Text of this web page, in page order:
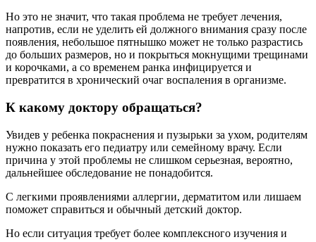
Но это не значит, что такая проблема не требует лечения,
напротив, если не уделить ей должного внимания сразу после
появления, небольшое пятнышко может не только разрастись
до больших размеров, но и покрыться мокнущими трещинами
и корочками, а со временем ранка инфицируется и
превратится в хронический очаг воспаления в организме.
К какому доктору обращаться?
Увидев у ребенка покраснения и пузырьки за ухом, родителям
нужно показать его педиатру или семейному врачу. Если
причина у этой проблемы не слишком серьезная, вероятно,
дальнейшее обследование не понадобится.
С легкими проявлениями аллергии, дерматитом или лишаем
поможет справиться и обычный детский доктор.
Но если ситуация требует более комплексного изучения и